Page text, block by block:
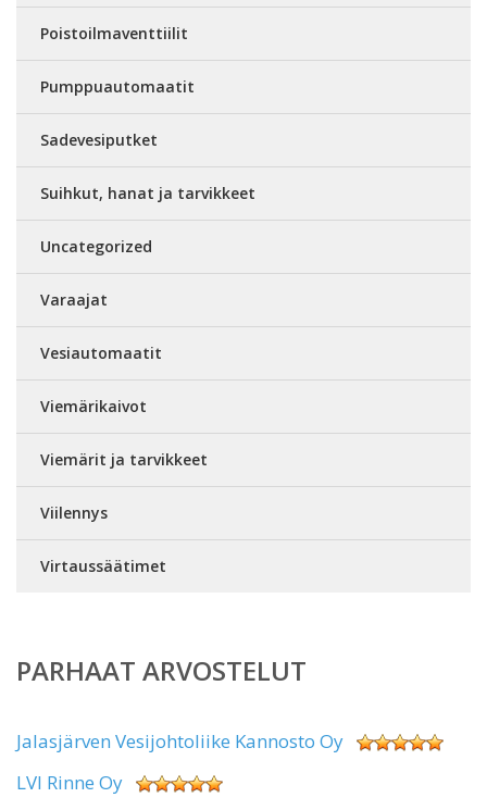
Poistoilmaventtiilit
Pumppuautomaatit
Sadevesiputket
Suihkut, hanat ja tarvikkeet
Uncategorized
Varaajat
Vesiautomaatit
Viemärikaivot
Viemärit ja tarvikkeet
Viilennys
Virtaussäätimet
PARHAAT ARVOSTELUT
Jalasjärven Vesijohtoliike Kannosto Oy
LVI Rinne Oy